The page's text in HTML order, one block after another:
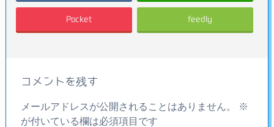
Pocket feedly
コメントを残す
メールアドレスが公開されることはありません。
※
が付いている欄は必須項目です